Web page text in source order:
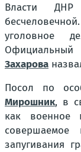
Власти
уголовное
Захарова
Посол по
Мирошник, в
как военное
запугивания